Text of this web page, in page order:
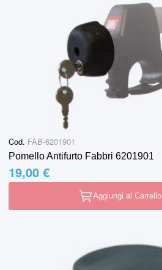
Cod. FAB-6201901
Pomello Antifurto Fabbri 6201901
19,00 €
Aggiungi al Carrello